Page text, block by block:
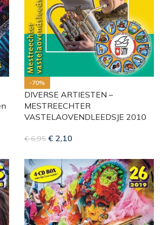
-70%
DIVERSE ARTIESTEN –
MESTREECHTER
VASTELAOVENDLEEDSJE 2010
€6,95 €2,10